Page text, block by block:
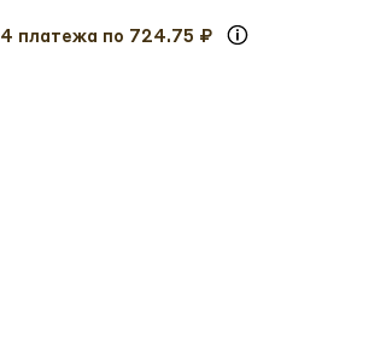
4 платежа по 724.75 ₽